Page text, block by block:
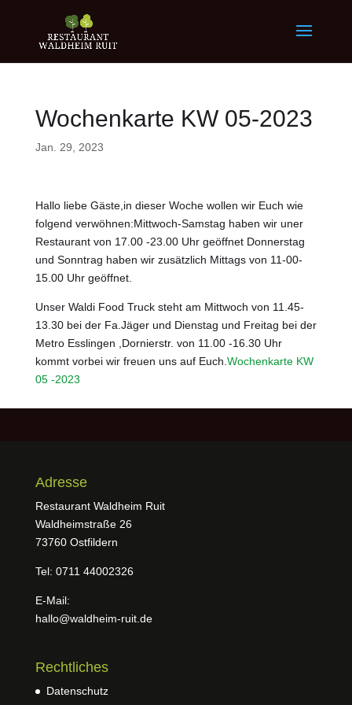
Wochenkarte KW 05-2023
Jan. 29, 2023
Hallo liebe Gäste,in dieser Woche wollen wir Euch wie
folgend verwöhnen:Mittwoch-Samstag haben wir uner
Restaurant von 17.00 -23.00 Uhr geöffnet Donnerstag
und Sonntrag haben wir zusätzlich Mittags von 11-00-
15.00 Uhr geöffnet.
Unser Waldi Food Truck steht am Mittwoch von 11.45-
13.30 bei der Fa.Jäger und Dienstag und Freitag bei der
Metro Esslingen ,Dornierstr. von 11.00 -16.30 Uhr
kommt vorbei wir freuen uns auf Euch. Wochenkarte KW
05 -2023
Adresse
Restaurant Waldheim Ruit
Waldheimstraße 26
73760 Ostfildern
Tel: 0711 44002326
E-Mail:
hallo@waldheim-ruit.de
Rechtliches
Datenschutz